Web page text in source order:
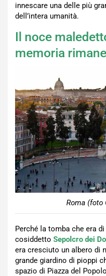
innescare una delle più
dell’intera umanità.
Il noce
memoria rimane
Roma (foto
Perché la tomba che era
cosiddetto Sepolcro dei
era cresciuto un albero di
grande giardino di pioppi
spazio di Piazza del